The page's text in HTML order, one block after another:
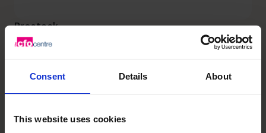
Consent Details About
This website uses cookies
Prostack
Dank uns entdeckte Prostack
seine eigene Profitabilität,
eine strategische Denkweise